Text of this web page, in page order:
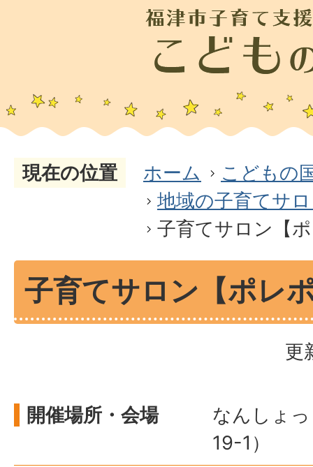
現在の位置 ホーム
こどもの
地域の子育てサ
子育てサロン【
子育てサロン【ポレ
更
開催場所・会場
なんしょ
19-1）